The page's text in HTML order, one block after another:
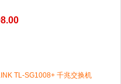
TL-SG1008+ 千兆交换机